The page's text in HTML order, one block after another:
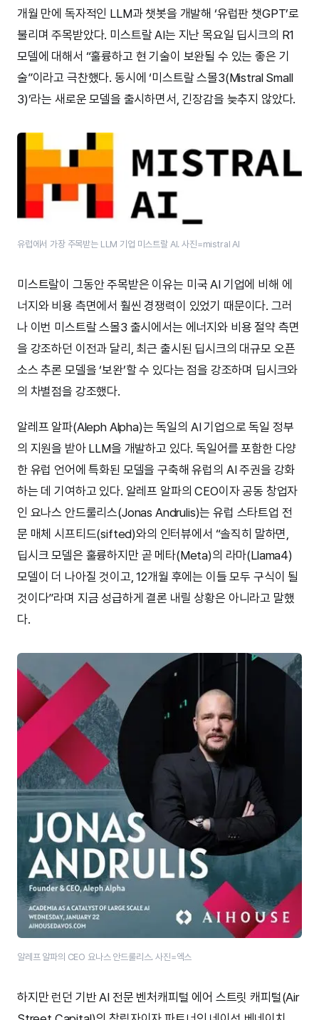
개월 만에 독자적인 LLM과 챗봇을 개발해 ‘유럽판 챗GPT’로
불리며 주목받았다. 미스트랄 AI는 지난 목요일 딥시크의 R1
모델에 대해서 “훌륭하고 현 기술이 보완될 수 있는 좋은 기
술”이라고 극찬했다. 동시에 ‘미스트랄 스몰3(Mistral Small
3)’라는 새로운 모델을 출시하면서, 긴장감을 늦추지 않았다.
유럽에서 가장 주목받는 LLM 기업 미스트랄 AI. 사진=mistral AI
미스트랄이 그동안 주목받은 이유는 미국 AI 기업에 비해 에
너지와 비용 측면에서 훨씬 경쟁력이 있었기 때문이다. 그러
나 이번 미스트랄 스몰3 출시에서는 에너지와 비용 절약 측면
을 강조하던 이전과 달리, 최근 출시된 딥시크의 대규모 오픈
소스 추론 모델을 ‘보완’할 수 있다는 점을 강조하며 딥시크와
의 차별점을 강조했다.
알레프 알파(Aleph Alpha)는 독일의 AI 기업으로 독일 정부
의 지원을 받아 LLM을 개발하고 있다. 독일어를 포함한 다양
한 유럽 언어에 특화된 모델을 구축해 유럽의 AI 주권을 강화
하는 데 기여하고 있다. 알레프 알파의 CEO이자 공동 창업자
인 요나스 안드룰리스(Jonas Andrulis)는 유럽 스타트업 전
문 매체 시프티드(sifted)와의 인터뷰에서 “솔직히 말하면,
딥시크 모델은 훌륭하지만 곧 메타(Meta)의 라마(Llama4)
모델이 더 나아질 것이고, 12개월 후에는 이들 모두 구식이 될
것이다”라며 지금 성급하게 결론 내릴 상황은 아니라고 말했
다.
알레프 알파의 CEO 요나스 안드룰리스. 사진=엑스
하지만 런던 기반 AI 전문 벤처캐피털 에어 스트릿 캐피털(Air